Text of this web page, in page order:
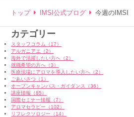
トップ IMSI公式ブログ 今週のIMSI
カテゴリー
スタッフコラム（17）
アルガニアエ（2）
海外で活躍したい方へ（2）
就職希望の方へ（3）
医療現場にアロマを導入したい方へ（2）
ごあいさつ（1）
オープンキャンパス・ガイダンス（36）
講座情報（85）
国際セミナー情報（7）
アロマセラピー（102）
リフレクソロジー（14）